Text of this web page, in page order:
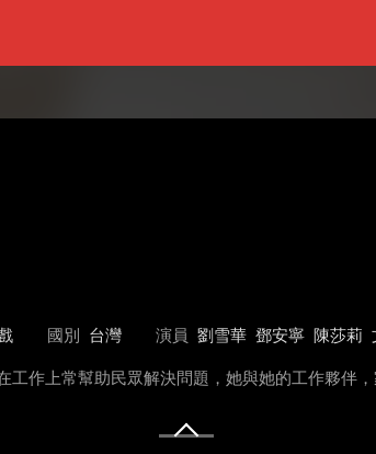
國別 台灣 演員 劉雪華 鄧安寧 陳莎莉
作上常幫助民眾解決問題，她與她的工作夥伴